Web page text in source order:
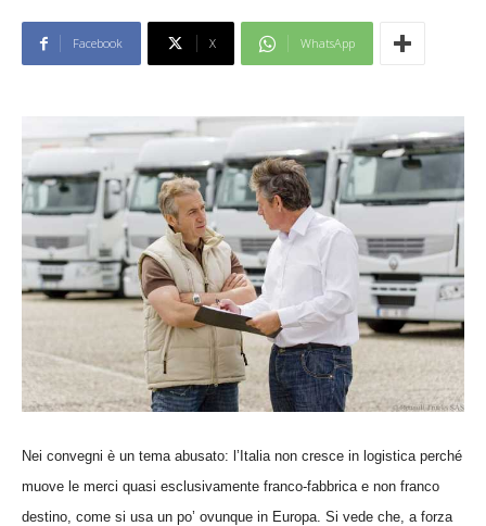
Facebook X WhatsApp
Nei convegni è un tema abusato: l’Italia non cresce in logistica perché
muove le merci quasi esclusivamente franco-fabbrica e non franco
destino, come si usa un po’ ovunque in Europa. Si vede che, a forza